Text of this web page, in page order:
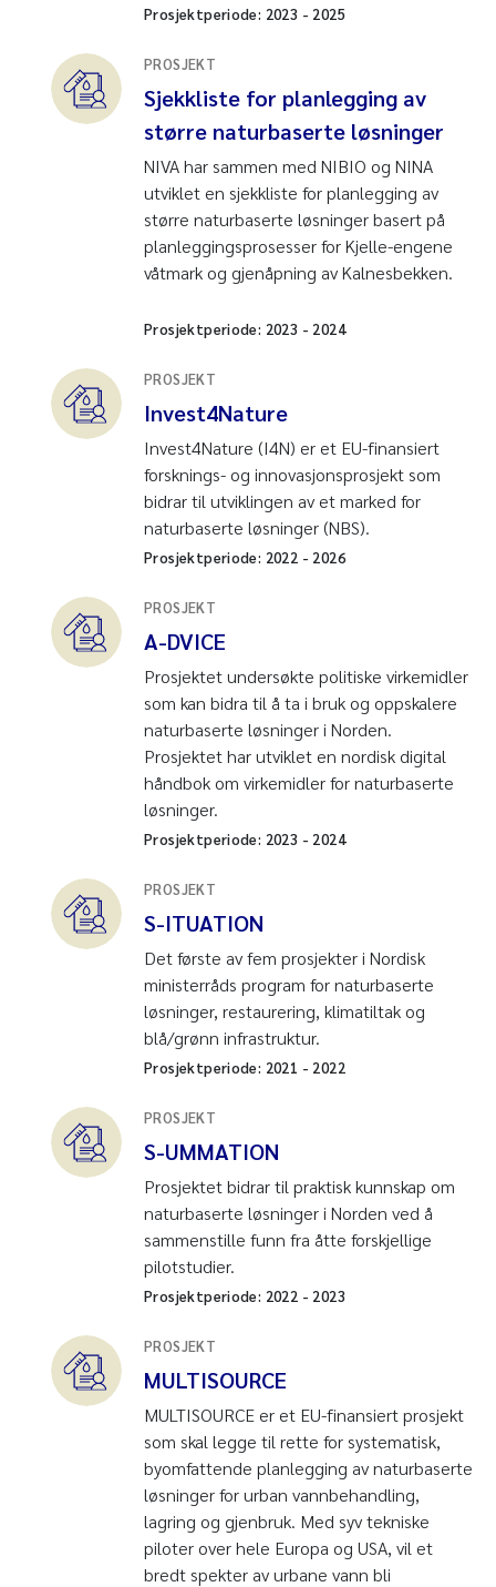
Prosjektperiode: 2023 - 2025
PROSJEKT
Sjekkliste for planlegging av
større naturbaserte løsninger
NIVA har sammen med NIBIO og NINA
utviklet en sjekkliste for planlegging av
større naturbaserte løsninger basert på
planleggingsprosesser for Kjelle-engene
våtmark og gjenåpning av Kalnesbekken.
Prosjektperiode: 2023 - 2024
PROSJEKT
Invest4Nature
Invest4Nature (I4N) er et EU-finansiert
forsknings- og innovasjonsprosjekt som
bidrar til utviklingen av et marked for
naturbaserte løsninger (NBS).
Prosjektperiode: 2022 - 2026
PROSJEKT
A-DVICE
Prosjektet undersøkte politiske virkemidler
som kan bidra til å ta i bruk og oppskalere
naturbaserte løsninger i Norden.
Prosjektet har utviklet en nordisk digital
håndbok om virkemidler for naturbaserte
løsninger.
Prosjektperiode: 2023 - 2024
PROSJEKT
S-ITUATION
Det første av fem prosjekter i Nordisk
ministerråds program for naturbaserte
løsninger, restaurering, klimatiltak og
blå/grønn infrastruktur.
Prosjektperiode: 2021 - 2022
PROSJEKT
S-UMMATION
Prosjektet bidrar til praktisk kunnskap om
naturbaserte løsninger i Norden ved å
sammenstille funn fra åtte forskjellige
pilotstudier.
Prosjektperiode: 2022 - 2023
PROSJEKT
MULTISOURCE
MULTISOURCE er et EU-finansiert prosjekt
som skal legge til rette for systematisk,
byomfattende planlegging av naturbaserte
løsninger for urban vannbehandling,
lagring og gjenbruk. Med syv tekniske
piloter over hele Europa og USA, vil et
bredt spekter av urbane vann bli